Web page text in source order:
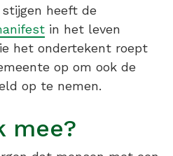
heeft de
in het leven
het ondertekent roept
op om ook de
op te nemen.
mee?